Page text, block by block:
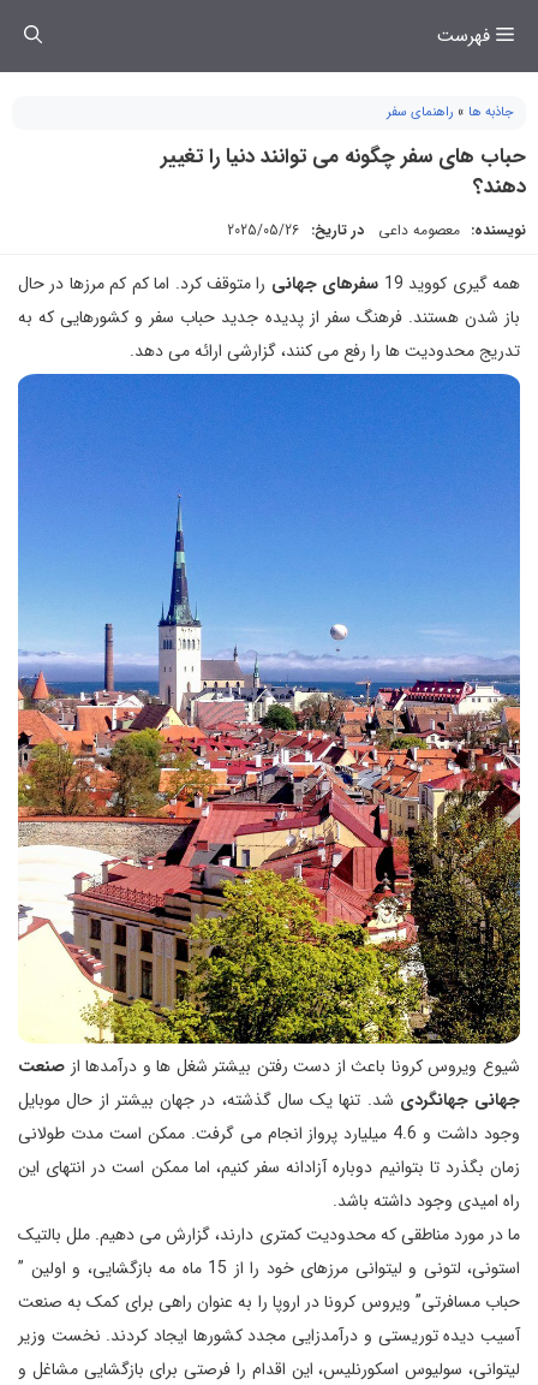
فهرست
جاذبه ها » راهنمای سفر
حباب های سفر چگونه می توانند دنیا را تغییر
دهند؟
نویسنده: معصومه داعی در تاریخ: 2025/05/26
همه گیری کووید 19 سفرهای جهانی را متوقف کرد. اما کم کم مرزها در حال
باز شدن هستند. فرهنگ سفر از پدیده جدید حباب سفر و کشورهایی که به
تدریج محدودیت ها را رفع می کنند، گزارشی ارائه می دهد.
شیوع ویروس کرونا باعث از دست رفتن بیشتر شغل ها و درآمدها از صنعت
جهانی جهانگردی شد. تنها یک سال گذشته، در جهان بیشتر از حال موبایل
وجود داشت و 4.6 میلیارد پرواز انجام می گرفت. ممکن است مدت طولانی
زمان بگذرد تا بتوانیم دوباره آزادانه سفر کنیم، اما ممکن است در انتهای این
راه امیدی وجود داشته باشد.
ما در مورد مناطقی که محدودیت کمتری دارند، گزارش می دهیم. ملل بالتیک
استونی، لتونی و لیتوانی مرزهای خود را از 15 ماه مه بازگشایی، و اولین ”
حباب مسافرتی” ویروس کرونا در اروپا را به عنوان راهی برای کمک به صنعت
آسیب دیده توریستی و درآمدزایی مجدد کشورها ایجاد کردند. نخست وزیر
لیتوانی، سولیوس اسکورنلیس، این اقدام را فرصتی برای بازگشایی مشاغل و